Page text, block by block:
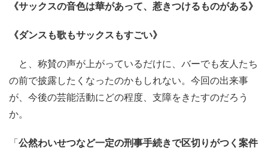
《サックスの音色は華があって、惹きつけるものがある》
《ダンスも歌もサックスもすごい》
と、称賛の声が上がっているだけに、バーでも友人たち
の前で披露したくなったのかもしれない。今回の出来事
が、今後の芸能活動にどの程度、支障をきたすのだろう
か。
「 公然わいせつなど一定の刑事手続きで区切りがつく案件